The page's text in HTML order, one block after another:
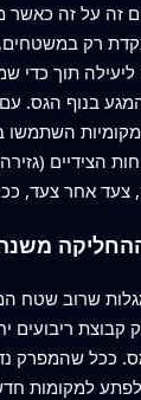
זה על זה כאשר
רק
תוך כדי
בנוף הגס.
השתמשו
הצידיים
שרוב שטח
קבוצת
ככל שהמפרק
לפתע למקומות